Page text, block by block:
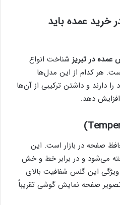
خرید عمده باید
در تبریز شناخت انواع
هر کدام از این مدل‌ها
دارند و داشتن ترکیبی از آن‌ها
دهد.
صفحه در بازار است. این
می‌شود و در برابر خط و خش
این گلس شفافیت بالای
صفحه نمایش گوشی تقریباً